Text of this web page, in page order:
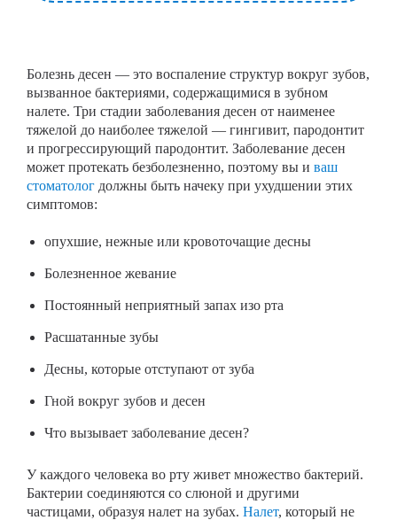
Болезнь десен — это воспаление структур вокруг зубов,
вызванное бактериями, содержащимися в зубном
налете. Три стадии заболевания десен от наименее
тяжелой до наиболее тяжелой — гингивит, пародонтит
и прогрессирующий пародонтит. Заболевание десен
может протекать безболезненно, поэтому вы и ваш
стоматолог должны быть начеку при ухудшении этих
симптомов:
опухшие, нежные или кровоточащие десны
Болезненное жевание
Постоянный неприятный запах изо рта
Расшатанные зубы
Десны, которые отступают от зуба
Гной вокруг зубов и десен
Что вызывает заболевание десен?
У каждого человека во рту живет множество бактерий.
Бактерии соединяются со слюной и другими
частицами, образуя налет на зубах. Налет, который не